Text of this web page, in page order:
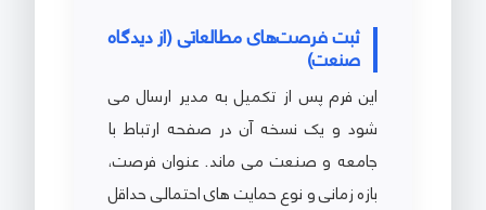
ثبت فرصت‌های مطالعاتی (از دیدگاه
صنعت)
این فرم پس از تکمیل به مدیر ارسال می
شود و یک نسخه آن در صفحه ارتباط با
جامعه و صنعت می ماند. عنوان فرصت،
بازه زمانی و نوع حمایت های احتمالی حداقل